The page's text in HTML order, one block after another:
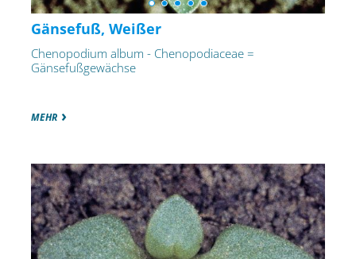
Gänsefuß, Weißer
Chenopodium album - Chenopodiaceae =
Gänsefußgewächse
MEHR